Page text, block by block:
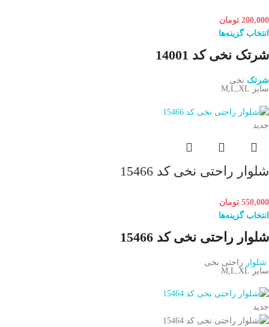
200,000 تومان
انتخاب گزینه‌ها
شرتک نخی کد 14001
شرتک نخی
سایز M,L,XL
جدید
شلوار راحتی نخی کد 15466
550,000 تومان
انتخاب گزینه‌ها
شلوار راحتی نخی کد 15466
شلوار راحتی نخی
سایز M,L,XL
جدید